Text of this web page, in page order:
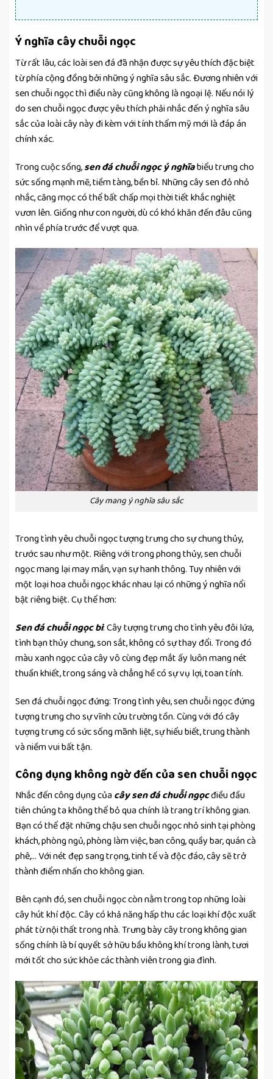
Ý nghĩa cây chuỗi ngọc
Từ rất lâu, các loài sen đá đã nhận được sự yêu thích đặc biệt
từ phía cộng đồng bởi những ý nghĩa sâu sắc. Đương nhiên với
sen chuỗi ngọc thì điều này cũng không là ngoại lệ. Nếu nói lý
do sen chuỗi ngọc được yêu thích phải nhắc đến ý nghĩa sâu
sắc của loài cây này đi kèm với tính thẩm mỹ mới là đáp án
chính xác.
Trong cuộc sống,sen đá chuỗi ngọc ý nghĩabiểu trưng cho
sức sống mạnh mẽ, tiềm tàng, bền bỉ. Những cây sen đỏ nhỏ
nhắc, căng mọc có thể bất chấp mọi thời tiết khắc nghiệt
vươn lên. Giống như con người, dù có khó khăn đến đâu cũng
nhìn về phía trước để vượt qua.
Cây mang ý nghĩa sâu sắc
Trong tình yêu chuỗi ngọc tượng trưng cho sự chung thủy,
trước sau như một. Riêng với trong phong thủy, sen chuỗi
ngọc mang lại may mắn, vạn sự hanh thông. Tuy nhiên với
một loại hoa chuỗi ngọc khác nhau lại có những ý nghĩa nổi
bật riêng biệt. Cụ thể hơn:
Sen đá chuỗi ngọc bi: Cây tượng trưng cho tình yêu đôi lứa,
tình bạn thủy chung, son sắt, không có sự thay đổi. Trong đó
màu xanh ngọc của cây vô cùng đẹp mắt ấy luôn mang nét
thuần khiết, trong sáng và chẳng hề có sự vụ lợi, toan tính.
Sen đá chuỗi ngọc đứng: Trong tình yêu, sen chuỗi ngọc đứng
tượng trưng cho sự vĩnh cửu trường tồn. Cùng với đó cây
tượng trưng có sức sống mãnh liệt, sự hiểu biết, trung thành
và niềm vui bất tận.
Công dụng không ngờ đến của sen chuỗi ngọc
Nhắc đến công dụng của cây sen đá chuỗi ngọcđiều đầu
tiên chúng ta không thể bỏ qua chính là trang trí không gian.
Bạn có thể đặt những chậu sen chuỗi ngọc nhỏ sinh tại phòng
khách, phòng ngủ, phòng làm việc, ban công, quầy bar, quán cà
phê,… Với nét đẹp sang trọng, tinh tế và độc đáo, cây sẽ trở
thành điểm nhấn cho không gian.
Bên cạnh đó, sen chuỗi ngọc còn nằm trong top những loài
cây hút khí độc. Cây có khả năng hấp thu các loại khí độc xuất
phát từ nội thất trong nhà. Trưng bày cây trong không gian
sống chính là bí quyết sở hữu bầu không khí trong lành, tươi
mới tốt cho sức khỏe các thành viên trong gia đình.